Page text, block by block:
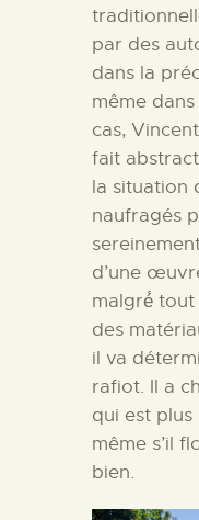
par des
dans la
même
cas,
fait
la situation
naufragés
d’une
malgré́ tout
des
il va
rafiot. Il a
qui est
même s’il
bien.